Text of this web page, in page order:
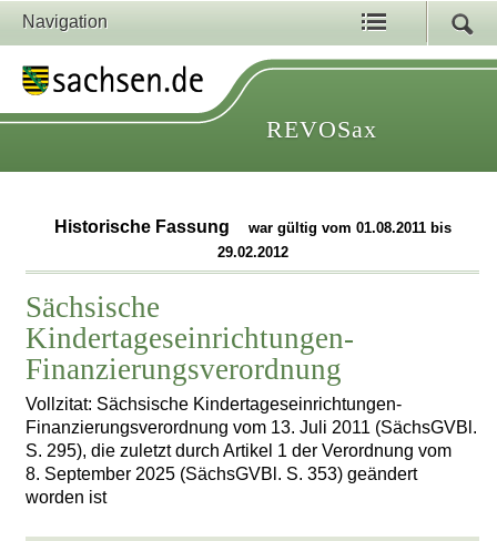
Navigation
REVOSax
Historische Fassung
war gültig vom 01.08.2011 bis
29.02.2012
Sächsische
Kindertageseinrichtungen-
Finanzierungsverordnung
Vollzitat: Sächsische Kindertageseinrichtungen-
Finanzierungsverordnung vom 13. Juli 2011 (SächsGVBl.
S. 295), die zuletzt durch Artikel 1 der Verordnung vom
8. September 2025 (SächsGVBl. S. 353) geändert
worden ist